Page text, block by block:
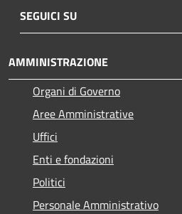
SEGUICI SU
AMMINISTRAZIONE
Organi di Governo
Aree Amministrative
Uffici
Enti e fondazioni
Politici
Personale Amministrativo